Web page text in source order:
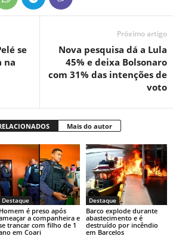
se
na
Próximo artigo
Nova pesquisa dá a Lula
45% e deixa Bolsonaro
com 31% das intenções de
voto
Mais do autor
Destaque
Homem é preso após
a companheira e
trancar com filho de 1
em Coari
Destaque
Barco explode durante
abastecimento e é
destruído por incêndio
em Barcelos